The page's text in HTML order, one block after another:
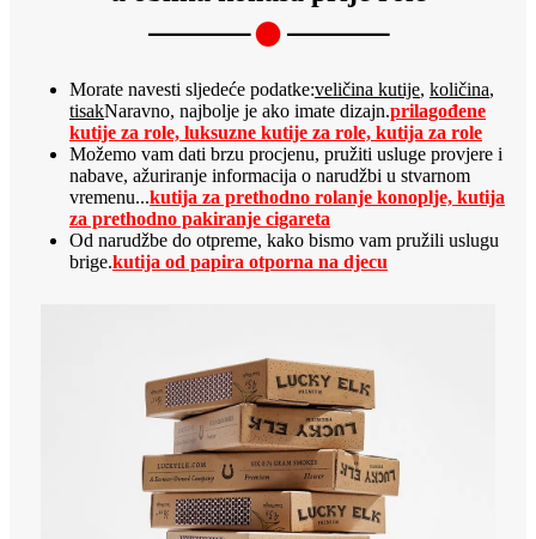
Morate navesti sljedeće podatke:veličina kutije, količina,
tisakNaravno, najbolje je ako imate dizajn.prilagođene
kutije za role, luksuzne kutije za role, kutija za role
Možemo vam dati brzu procjenu, pružiti usluge provjere i
nabave, ažuriranje informacija o narudžbi u stvarnom
vremenu...kutija za prethodno rolanje konoplje, kutija
za prethodno pakiranje cigareta
Od narudžbe do otpreme, kako bismo vam pružili uslugu
brige.kutija od papira otporna na djecu